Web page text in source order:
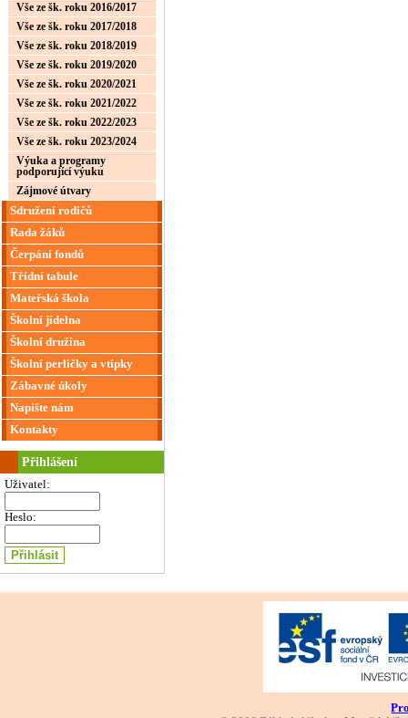
Vše ze šk. roku 2016/2017
Vše ze šk. roku 2017/2018
Vše ze šk. roku 2018/2019
Vše ze šk. roku 2019/2020
Vše ze šk. roku 2020/2021
Vše ze šk. roku 2021/2022
Vše ze šk. roku 2022/2023
Vše ze šk. roku 2023/2024
Výuka a programy
podporující výuku
Zájmové útvary
Sdružení rodičů
Rada žáků
Čerpání fondů
Třídní tabule
Mateřská škola
Školní jídelna
Školní družina
Školní perličky a vtípky
Zábavné úkoly
Napište nám
Kontakty
Přihlášení
Uživatel:
Heslo: